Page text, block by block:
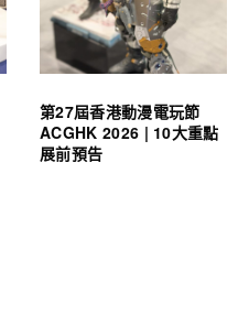
第27屆香港動漫電玩節
ACGHK 2026 | 10大重點
展前預告